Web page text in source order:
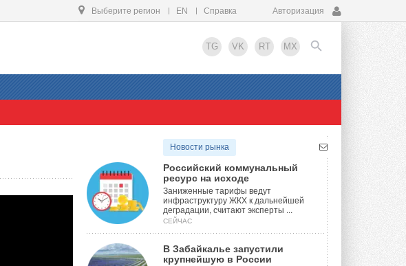
Выберите регион EN Справка Авторизация
TG VK RT MX
EN
Новости рынка
Российский коммунальный
ресурс на исходе
Заниженные тарифы ведут
инфраструктуру ЖКХ к дальнейшей
деградации, считают эксперты ...
СЕЙЧАС
В Забайкалье запустили
крупнейшую в России